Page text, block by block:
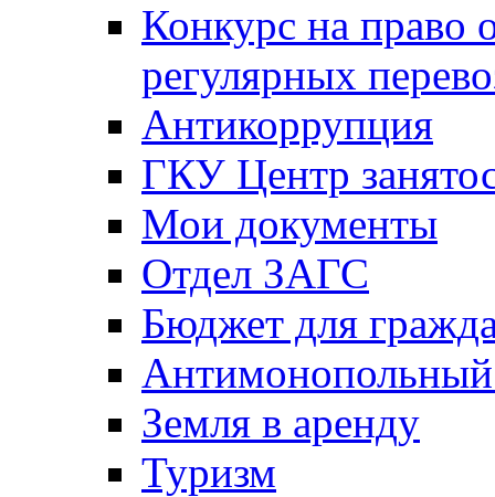
Конкурс на право
регулярных
Антикоррупция
ГКУ Центр
Мои документы
Отдел ЗАГС
Бюджет для
Антимонопольный
Земля в аренду
Туризм